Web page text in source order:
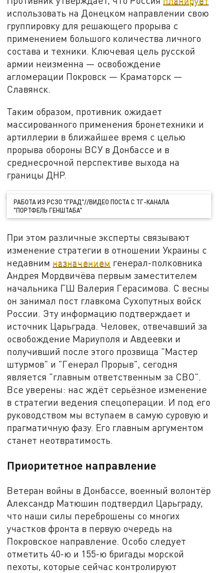
использовать на Донецком направлении свою
группировку для решающего прорыва с
применением большого количества личного
состава и техники. Ключевая цель русской
армии неизменна — освобождение
агломерации Покровск — Краматорск —
Славянск.
Таким образом, противник ожидает
массированного применения бронетехники и
артиллерии в ближайшее время с целью
прорыва обороны ВСУ в Донбассе и в
среднесрочной перспективе выхода на
границы ДНР.
РАБОТА ИЗ РСЗО "ГРАД"//ВИДЕО ПОСТА С ТГ-КАНАЛА
"ПОРТФЕЛЬ ГЕНШТАБА"
При этом различные эксперты связывают
изменение стратегии в отношении Украины с
недавним назначением генерал-полковника
Андрея Мордвичёва первым заместителем
начальника ГШ Валерия Герасимова. С весны
он занимал пост главкома Сухопутных войск
России. Эту информацию подтверждает и
источник Царьграда. Человек, отвечавший за
освобождение Мариуполя и Авдеевки и
получивший после этого прозвища "Мастер
штурмов" и "Генерал Прорыв", сегодня
является "главным ответственным за СВО".
Все уверены: нас ждёт серьёзное изменение
в стратегии ведения спецоперации. И под его
руководством мы вступаем в самую суровую и
прагматичную фазу. Его главным аргументом
станет неотвратимость.
Приоритетное направление
Ветеран войны в Донбассе, военный волонтёр
Александр Матюшин подтвердил Царьграду,
что наши силы переброшены со многих
участков фронта в первую очередь на
Покровское направление. Особо следует
отметить 40-ю и 155-ю бригады морской
пехоты, которые сейчас контролируют